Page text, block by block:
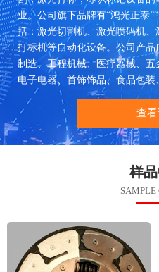
业。公司旗下品牌有“鸿光正泰
括：激光切割机、激光喷码机
打标机等自动化设备。公司产
制造、工程机械、医疗器械、五
电子电器、首饰饰品、食品包装
查
样
SAMPLE